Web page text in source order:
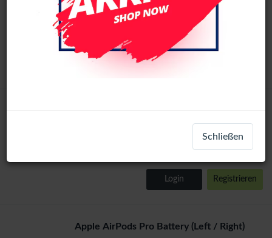
part-17866
Apple AirPods Pro Charging Case Battery
Login Registrieren
Apple AirPods Pro Battery (Left / Right)
Schließen